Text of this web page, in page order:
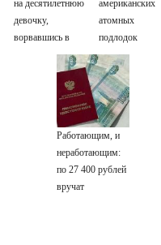
на десятилетнюю
девочку,
ворвавшись в
американских
атомных
подлодок
«окружает»
Россию и Китай:
это инструмент
первого
массированного
удара
Работающим, и
неработающим:
по 27 400 рублей
вручат